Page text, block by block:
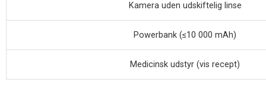
Kamera uden udskiftelig linse
Powerbank (≤10 000 mAh)
Medicinsk udstyr (vis recept)